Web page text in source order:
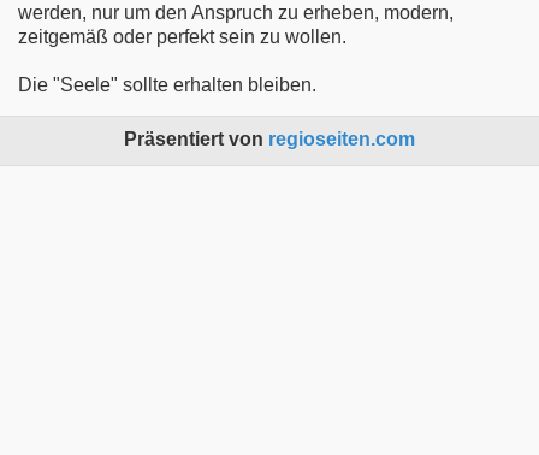
werden, nur um den Anspruch zu erheben, modern,
zeitgemäß oder perfekt sein zu wollen.
Die "Seele" sollte erhalten bleiben.
Präsentiert von regioseiten.com